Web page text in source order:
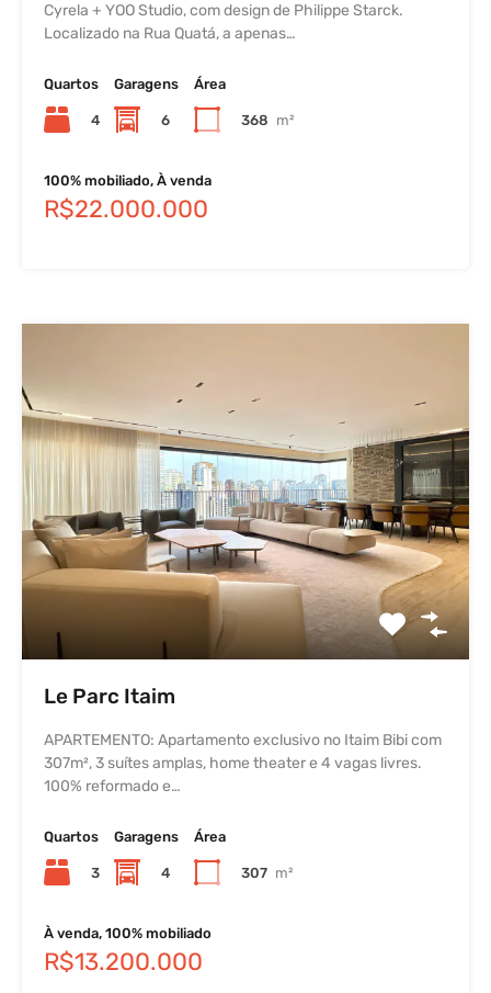
Cyrela + YOO Studio, com design de Philippe Starck.
Localizado na Rua Quatá, a apenas…
Quartos
4
Garagens
6
Área
368 m²
100% mobiliado, À venda
R$22.000.000
Le Parc Itaim
APARTEMENTO: Apartamento exclusivo no Itaim Bibi com
307m², 3 suítes amplas, home theater e 4 vagas livres.
100% reformado e…
Quartos
3
Garagens
4
Área
307 m²
À venda, 100% mobiliado
R$13.200.000